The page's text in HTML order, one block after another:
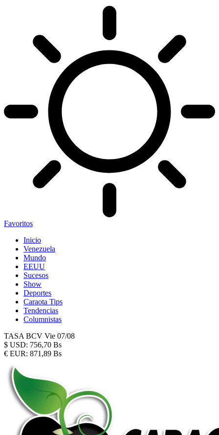
Favoritos
Inicio
Venezuela
Mundo
EEUU
Sucesos
Show
Deportes
Caraota Tips
Tendencias
Columnistas
TASA BCV Vie 07/08
$ USD: 756,70 Bs
€ EUR: 871,89 Bs